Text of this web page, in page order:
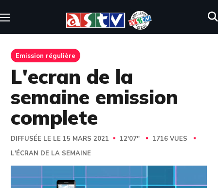
Emission régulière
L'ecran de la
semaine emission
complete
DIFFUSÉE LE LE 15 MARS 2021 12'07''
1716 VUES
L'ÉCRAN DE LA SEMAINE